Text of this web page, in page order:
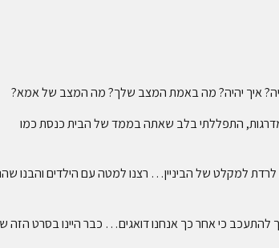
איך יהיה? מה באמת המצב שלך? מה המצב של אמא?
התפללתי בלב שאתה בממד של הבית כנסת כמו
למקלט של הביניין… רצנו למטה עם הילדים והבנו
שאני דואגת כי עוד לא הגעת… כבר 10 וחצי, אתה יודע שאסור לך להתעכב כי אחר כך אנחנו דואגים… כבר היינו